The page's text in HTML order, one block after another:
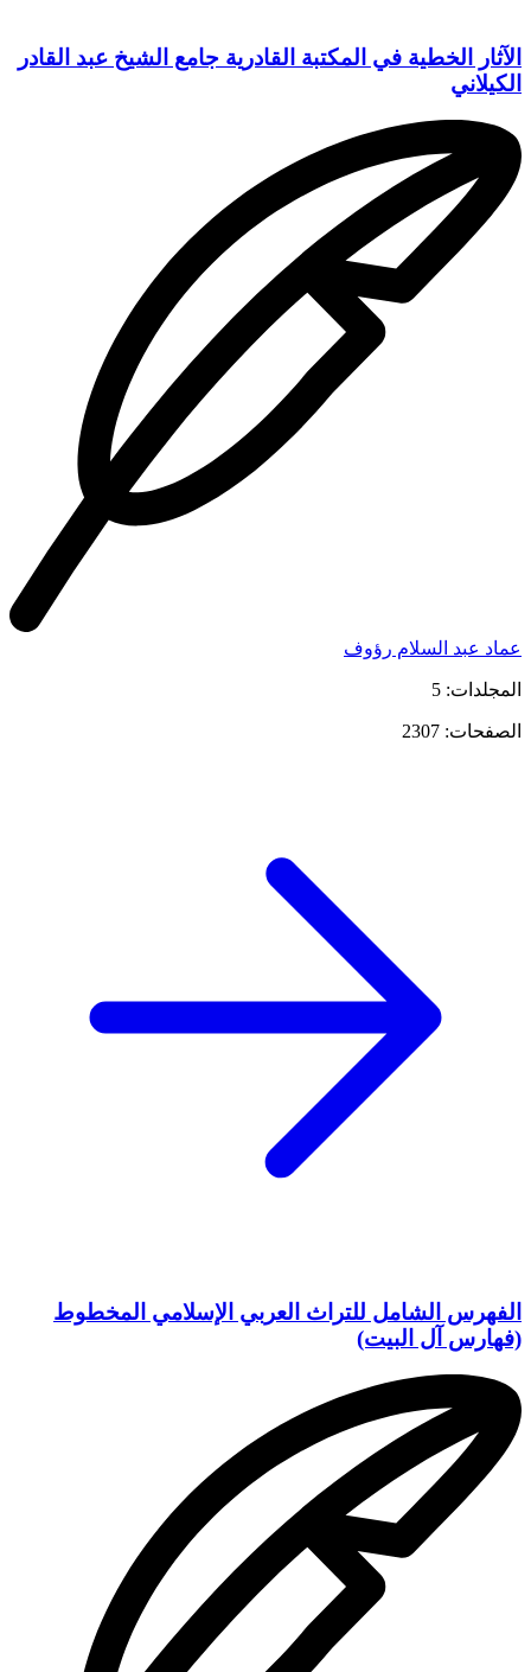
الآثار الخطية في المكتبة القادرية جامع الشيخ عبد القادر
الكيلاني
عماد عبد السلام رؤوف
المجلدات: 5
الصفحات: 2307
الفهرس الشامل للتراث العربي الإسلامي المخطوط
(فهارس آل البيت)